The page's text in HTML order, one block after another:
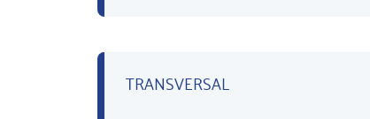
TRANSVERSAL